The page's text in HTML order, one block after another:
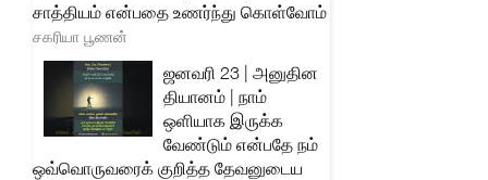
சாத்தியம் என்பதை உணர்ந்து கொள்வோம்
சகரியா பூணன்
ஜனவரி 23 | அனுதின
தியானம் | நாம்
ஒளியாக இருக்க
வேண்டும் என்பதே நம்
ஒவ்வொருவரைக் குறித்த தேவனுடைய